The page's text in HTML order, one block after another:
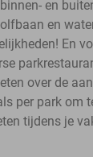
en
en
En
over de
per park om
tijdens je